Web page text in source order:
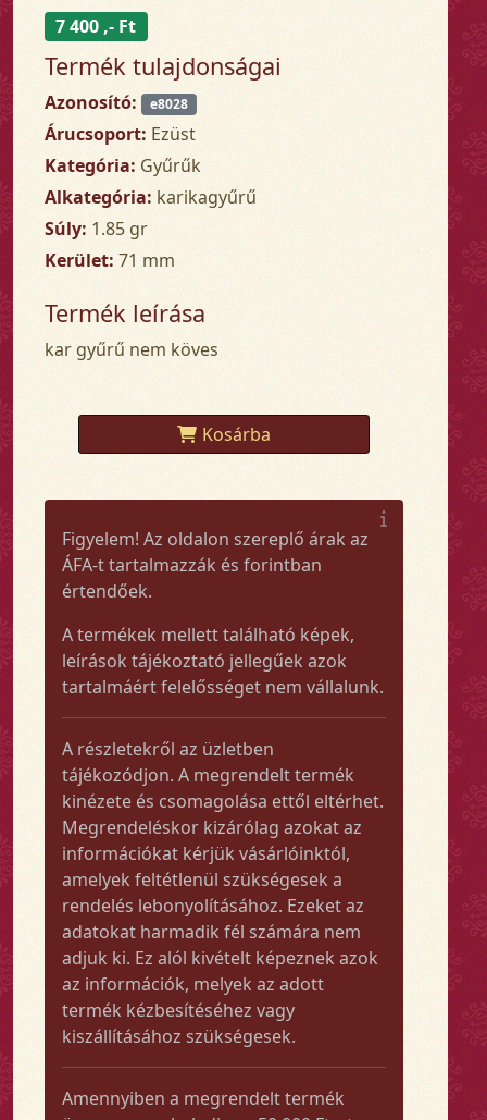
7 400 ,- Ft
Termék tulajdonságai
Azonosító: e8028
Árucsoport: Ezüst
Kategória: Gyűrűk
Alkategória: karikagyűrű
Súly: 1.85 gr
Kerület: 71 mm
Termék leírása
kar gyűrű nem köves
Kosárba
Figyelem! Az oldalon szereplő árak az
ÁFA-t tartalmazzák és forintban
értendőek.
A termékek mellett található képek,
leírások tájékoztató jellegűek azok
tartalmáért felelősséget nem vállalunk.
A részletekről az üzletben
tájékozódjon. A megrendelt termék
kinézete és csomagolása ettől eltérhet.
Megrendeléskor kizárólag azokat az
információkat kérjük vásárlóinktól,
amelyek feltétlenül szükségesek a
rendelés lebonyolításához. Ezeket az
adatokat harmadik fél számára nem
adjuk ki. Ez alól kivételt képeznek azok
az információk, melyek az adott
termék kézbesítéséhez vagy
kiszállításához szükségesek.
Amennyiben a megrendelt termék